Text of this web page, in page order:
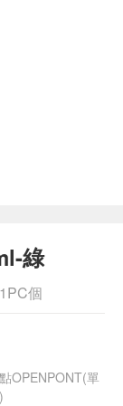
綠
個
OPENPONT(單